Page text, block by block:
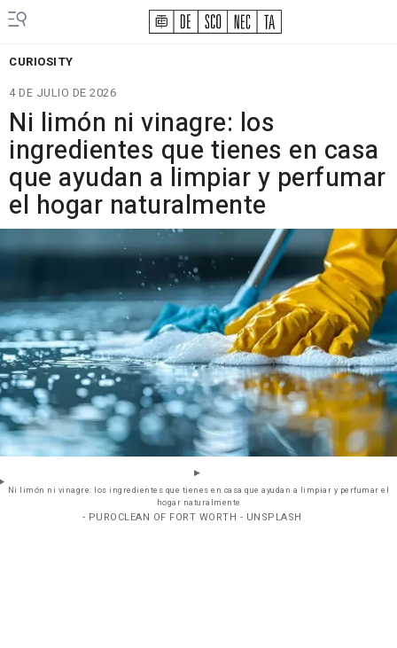
CURIOSITY
4 DE JULIO DE 2026
Ni limón ni vinagre: los
ingredientes que tienes en casa
que ayudan a limpiar y perfumar
el hogar naturalmente
Ni limón ni vinagre: los ingredientes que tienes en casa que ayudan a limpiar y perfumar el
hogar naturalmente
- PUROCLEAN OF FORT WORTH - UNSPLASH